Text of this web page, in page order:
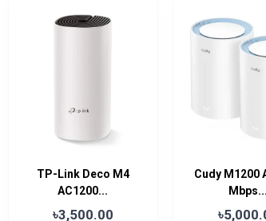
TP-Link Deco M4
AC1200...
৳3,500.00
Cudy M1200
Mbps...